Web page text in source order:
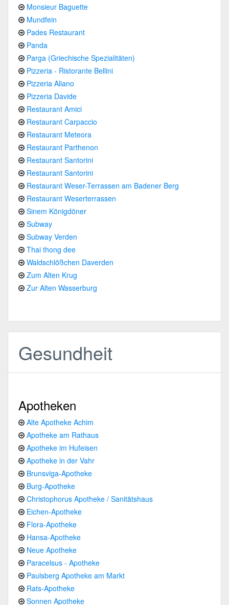
Monsieur Baguette
Mundfein
Pades Restaurant
Panda
Parga (Griechische Spezialitäten)
Pizzeria - Ristorante Bellini
Pizzeria Aliano
Pizzeria Davide
Restaurant Amici
Restaurant Carpaccio
Restaurant Meteora
Restaurant Parthenon
Restaurant Santorini
Restaurant Santorini
Restaurant Weser-Terrassen am Badener Berg
Restaurant Weserterrassen
Sinem Königdöner
Subway
Subway Verden
Thai thong dee
Waldschlößchen Daverden
Zum Alten Krug
Zur Alten Wasserburg
Gesundheit
Apotheken
Alte Apotheke Achim
Apotheke am Rathaus
Apotheke im Hufeisen
Apotheke in der Vahr
Brunsviga-Apotheke
Burg-Apotheke
Christophorus Apotheke / Sanitätshaus
Eichen-Apotheke
Flora-Apotheke
Hansa-Apotheke
Neue Apotheke
Paracelsus - Apotheke
Paulsberg Apotheke am Markt
Rats-Apotheke
Sonnen Apotheke